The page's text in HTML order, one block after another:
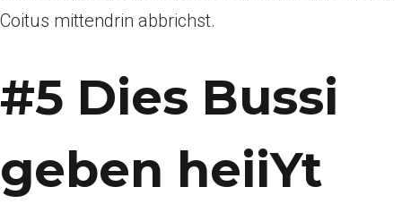
Coitus mittendrin abbrichst.
#5 Dies Bussi
geben heiiYt